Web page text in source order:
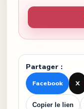
Partager :
Facebook X
Copier le lien